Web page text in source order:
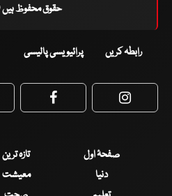
حقوق محفوظ ہیں ©
رابطہ کریں پرائیویسی پالیسی
Facebook
صفحۂ اول تازہ ترین
دنیا
معیشت